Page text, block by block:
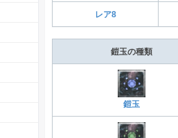
レア8
鎧玉の種類
鎧玉